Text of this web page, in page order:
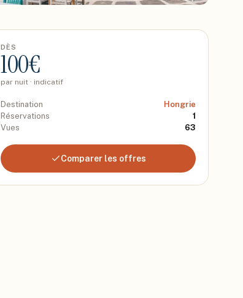
DÈS
100€
par nuit · indicatif
Destination
Hongrie
Réservations
1
Vues
63
Comparer les offres